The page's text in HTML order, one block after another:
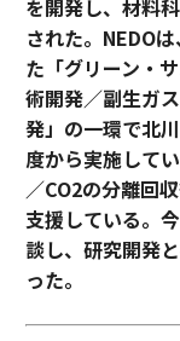
を開発し、材料
された。NEDO
た「グリーン・
術開発／副生ガ
発」の一環で北
度から実施して
／CO2の分離回
支援している。
談し、研究開発
った。